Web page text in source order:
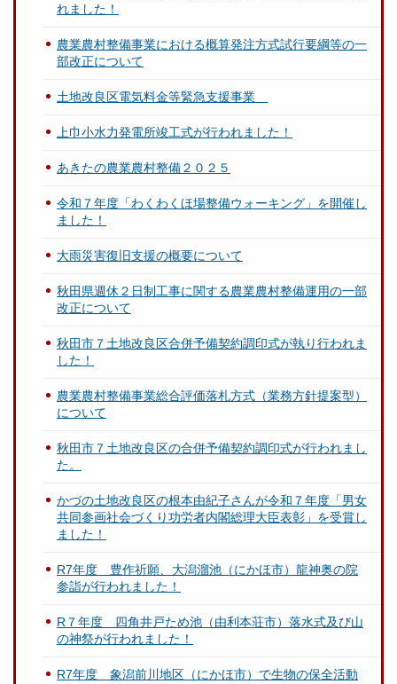
れました！
農業農村整備事業における概算発注方式試行要綱等の一
部改正について
土地改良区電気料金等緊急支援事業
上巾小水力発電所竣工式が行われました！
あきたの農業農村整備２０２５
令和７年度「わくわくほ場整備ウォーキング」を開催し
ました！
大雨災害復旧支援の概要について
秋田県週休２日制工事に関する農業農村整備運用の一部
改正について
秋田市７土地改良区合併予備契約調印式が執り行われま
した！
農業農村整備事業総合評価落札方式（業務方針提案型）
について
秋田市７土地改良区の合併予備契約調印式が行われまし
た。
かづの土地改良区の根本由紀子さんが令和７年度「男女
共同参画社会づくり功労者内閣総理大臣表彰」を受賞し
ました！
R7年度 豊作祈願、大潟溜池（にかほ市）龍神奥の院
参詣が行われました！
R７年度 四角井戸ため池（由利本荘市）落水式及び山
の神祭が行われました！
R7年度 象潟前川地区（にかほ市）で生物の保全活動